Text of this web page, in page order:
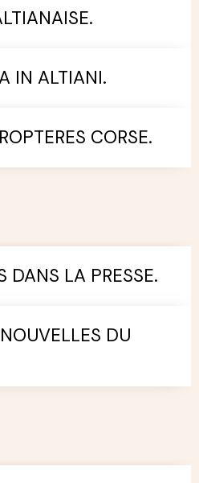
IN ALTIANI.
CORSE.
DANS LA PRESSE.
DU